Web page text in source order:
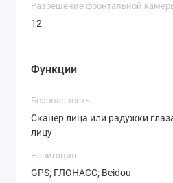
Разрешение фронтальной
12
Функции
Безопасность
Сканер лица или радужки
лицу
Навигация
GPS; ГЛОНАСС; Beidou